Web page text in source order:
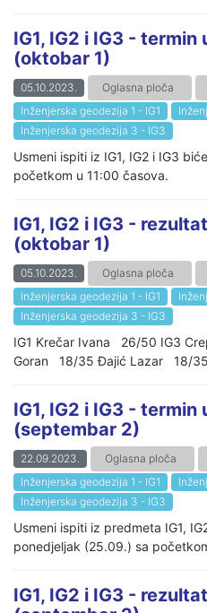
IG1, IG2 i IG3 -
(oktobar 1)
05.10.2023. Oglasna ploča
Inženjerska geodezija 1 - IG1
Inženjerska geodezija 3 - IG3
Usmeni ispiti iz IG1, IG2 i IG3
početkom u 11:00 časova.
IG1, IG2 i IG3 -
(oktobar 1)
05.10.2023. Oglasna ploča
Inženjerska geodezija 1 - IG1
Inženjerska geodezija 3 - IG3
IG1 Krečar Ivana 26/50 IG3
Goran 18/35 Đajić Lazar 18/35
IG1, IG2 i IG3 -
(septembar 2)
22.09.2023. Oglasna ploča
Inženjerska geodezija 1 - IG1
Inženjerska geodezija 3 - IG3
Usmeni ispiti iz predmeta IG1,
ponedjeljak (25.09.) sa
IG1, IG2 i IG3 -